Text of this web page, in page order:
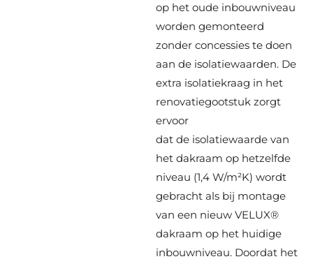
op het oude inbouwniveau
worden gemonteerd
zonder concessies te doen
aan de isolatiewaarden. De
extra isolatiekraag in het
renovatiegootstuk zorgt
ervoor
dat de isolatiewaarde van
het dakraam op hetzelfde
niveau (1,4 W/m²K) wordt
gebracht als bij montage
van een nieuw VELUX®
dakraam op het huidige
inbouwniveau. Doordat het